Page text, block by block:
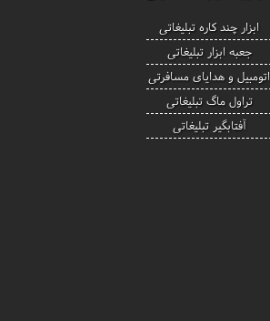
ابزار چند کاره تبلیغاتی
جعبه ابزار تبلیغاتی
اتومبیل و هدایای مسافرتی
تراول ماگ تبلیغاتی
آفتابگیر تبلیغاتی